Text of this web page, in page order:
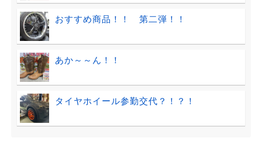
おすすめ商品！！ 第二弾！！
あか～～ん！！
タイヤホイール参勤交代？！？！